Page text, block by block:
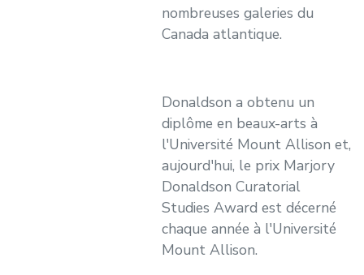
nombreuses galeries du
Canada atlantique.
Donaldson a obtenu un
diplôme en beaux-arts à
l'Université Mount Allison et,
aujourd'hui, le prix Marjory
Donaldson Curatorial
Studies Award est décerné
chaque année à l'Université
Mount Allison.